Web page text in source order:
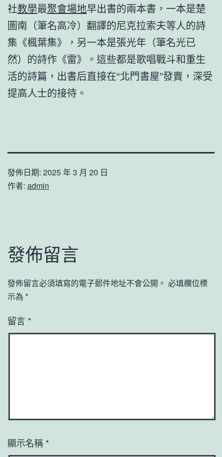
社教學最聚會場地早出書的兩本書，一本是楚
圖南（筆名高冷）翻譯的尼克拉索夫等人的詩
集《楓葉集》，另一本是張光年（筆名光已
然）的詩作《雷》。這些都是歌唱戰斗和重生
活的詩篇，出書后直接在“北門書屋”發賣，深受
提高人士的接待。
發佈日期: 2025 年 3 月 20 日
作者: admin
發佈留言
發佈留言必須填寫的電子郵件地址不會公開。 必填欄位標
示為 *
留言 *
顯示名稱 *